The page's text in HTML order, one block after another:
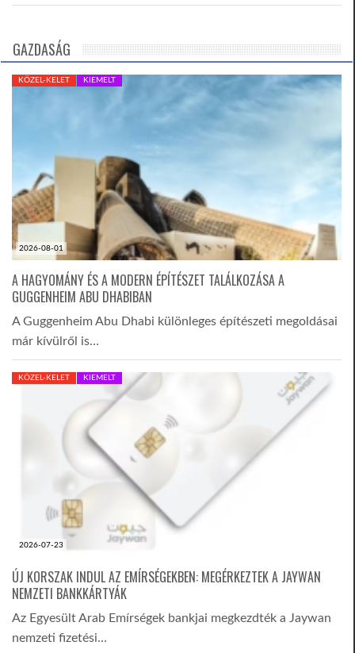
GAZDASÁG
2026-08-01
KÖZEL-KELET KIEMELT
A HAGYOMÁNY ÉS A MODERN ÉPÍTÉSZET TALÁLKOZÁSA A
GUGGENHEIM ABU DHABIBAN
A Guggenheim Abu Dhabi különleges építészeti megoldásai
már kívülről is…
2026-07-23
KÖZEL-KELET KIEMELT
ÚJ KORSZAK INDUL AZ EMÍRSÉGEKBEN: MEGÉRKEZTEK A JAYWAN
NEMZETI BANKKÁRTYÁK
Az Egyesült Arab Emírségek bankjai megkezdték a Jaywan
nemzeti fizetési…